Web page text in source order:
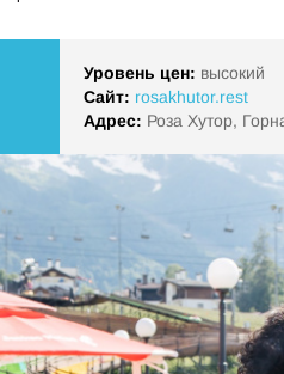
Уровень цен: высокий
Сайт: rosakhutor.rest
Адрес: Роза Хутор,